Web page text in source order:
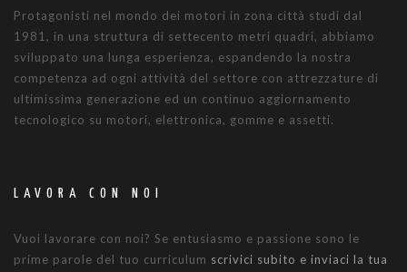
Protagonisti nel mondo dei motori in zona città studi dal
1981, in una struttura di settecento metri quadri, abbiamo
sviluppato una lunga esperienza, espandendo la nostra
competenza ad ogni attività del settore con attrezzature di
ultimissima generazione ed un continuo aggiornamento
tecnologico su motori, elettronica, gomme e assetti.
LAVORA CON NOI
Vuoi lavorare con noi? Se entusiasmo e passione sono le
prime parole del tuo curriculum scrivici subito e inviaci la tua